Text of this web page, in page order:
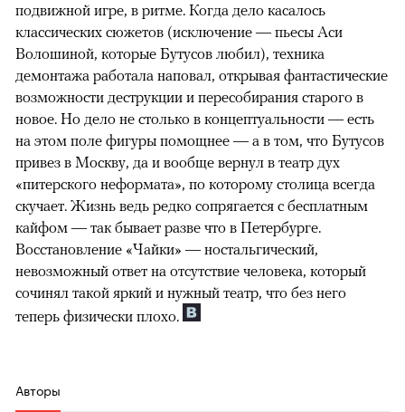
подвижной игре, в ритме. Когда дело касалось
классических сюжетов (исключение — пьесы Аси
Волошиной, которые Бутусов любил), техника
демонтажа работала наповал, открывая фантастические
возможности деструкции и пересобирания старого в
новое. Но дело не столько в концептуальности — есть
на этом поле фигуры помощнее — а в том, что Бутусов
привез в Москву, да и вообще вернул в театр дух
«питерского неформата», по которому столица всегда
скучает. Жизнь ведь редко сопрягается с бесплатным
кайфом — так бывает разве что в Петербурге.
Восстановление «Чайки» — ностальгический,
невозможный ответ на отсутствие человека, который
сочинял такой яркий и нужный театр, что без него
теперь физически плохо.
Авторы